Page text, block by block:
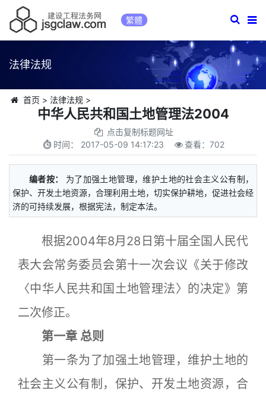
繁體
法律法规
首页 > 法律法规 >
中华人民共和国土地管理法2004
点击复制标题网址
时间： 2017-05-09 14:17:23 查看：702
编者按：
为了加强土地管理，维护土地的社会主义公有制，
保护、开发土地资源，合理利用土地，切实保护耕地，促进社会经
济的可持续发展，根据宪法，制定本法。
根据2004年8月28日第十届全国人民代
表大会常务委员会第十一次会议《关于修改
〈中华人民共和国土地管理法〉的决定》第
二次修正。
第一章 总则
第一条为了加强土地管理，维护土地的
社会主义公有制，保护、开发土地资源，合